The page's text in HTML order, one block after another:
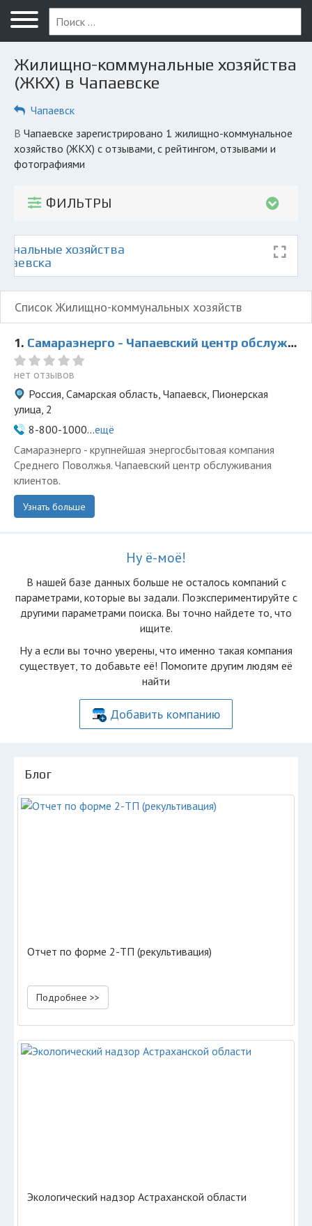
Меню
Главная
Вопрос юристу
Компании
КОМПАНИЯМ
© 2026 Все права защищены
Жилищно-коммунальные хозяйства
(ЖКХ) в Чапаевске
Чапаевск
в Чапаевске зарегистрировано 1 жилищно-коммунальное
хозяйство (ЖКХ) с отзывами, с рейтингом, отзывами и
фотографиями
ФИЛЬТРЫ
хозяйства
Список Жилищно-коммунальных хозяйств
1. Самараэнерго - Чапаевский центр обслуживания
нет отзывов
Россия, Самарская область, Чапаевск, Пионерская
улица, 2
8-800-1000...ещё
Самараэнерго - крупнейшая энергосбытовая компания
Среднего Поволжья. Чапаевский центр обслуживания
клиентов.
Узнать больше
Ну ё-моё!
В нашей базе данных больше не осталоcь компаний с
параметрами, которые вы задали. Поэкспериментируйте с
другими параметрами поиска. Вы точно найдете то, что
ищите.
Ну а если вы точно уверены, что именно такая компания
существует, то добавьте её! Помогите другим людям её
найти
Добавить компанию
Блог
Отчет по форме 2-ТП (рекультивация)
Подробнее >>
Экологический надзор Астраханской области